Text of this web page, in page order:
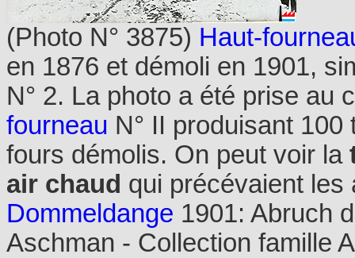
(Photo N° 3875) Haut-
en 1876 et démoli en 1901,
N° 2. La photo a été prise au
fourneau N° II produisant
fours démolis. On peut voir la
air chaud qui précévaient
Dommeldange 1901: Abruch
Aschman - Collection famille